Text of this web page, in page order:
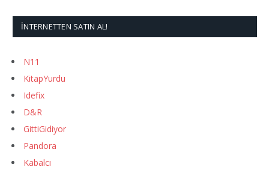
İNTERNETTEN SATIN AL!
N11
KitapYurdu
Idefix
D&R
GittiGidiyor
Pandora
Kabalcı